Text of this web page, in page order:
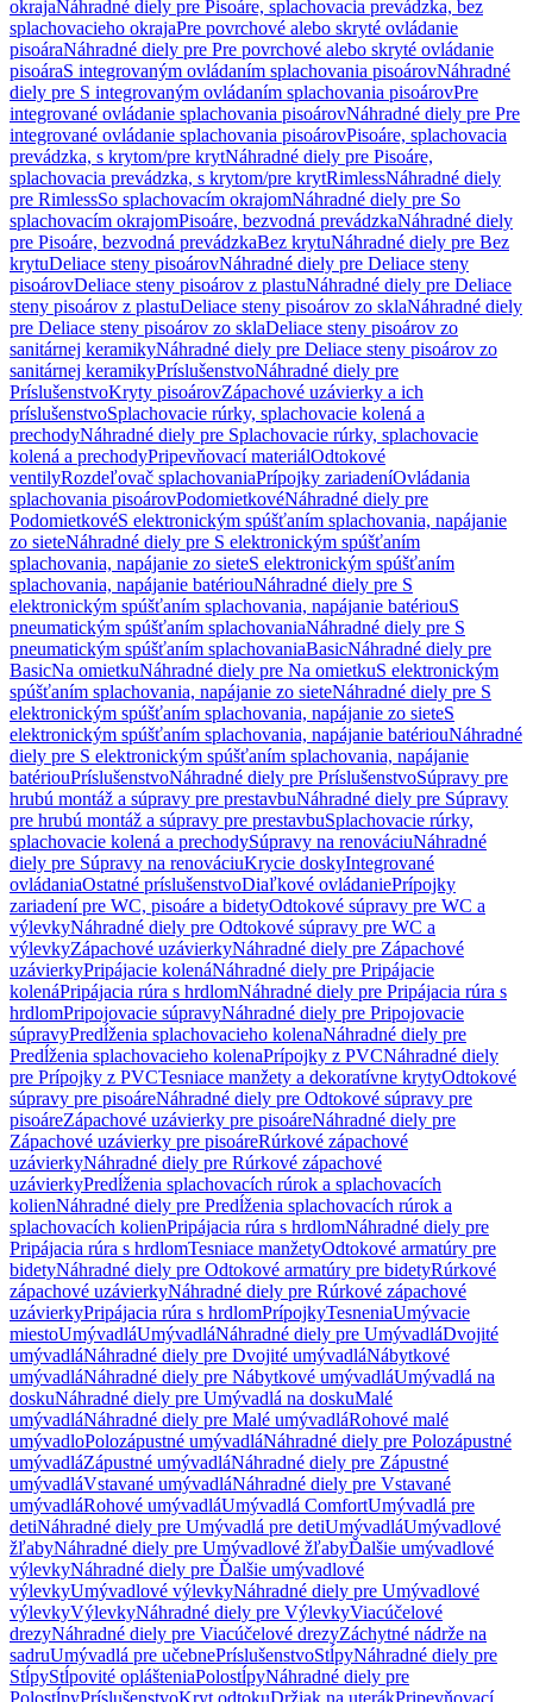
okrajaNáhradné diely pre Pisoáre, splachovacia prevádzka, bez
splachovacieho okrajaPre povrchové alebo skryté ovládanie
pisoáraNáhradné diely pre Pre povrchové alebo skryté ovládanie
pisoáraS integrovaným ovládaním splachovania pisoárovNáhradné
diely pre S integrovaným ovládaním splachovania pisoárovPre
integrované ovládanie splachovania pisoárovNáhradné diely pre Pre
integrované ovládanie splachovania pisoárovPisoáre, splachovacia
prevádzka, s krytom/pre krytNáhradné diely pre Pisoáre,
splachovacia prevádzka, s krytom/pre krytRimlessNáhradné diely
pre RimlessSo splachovacím okrajomNáhradné diely pre So
splachovacím okrajomPisoáre, bezvodná prevádzkaNáhradné diely
pre Pisoáre, bezvodná prevádzkaBez krytuNáhradné diely pre Bez
krytuDeliace steny pisoárovNáhradné diely pre Deliace steny
pisoárovDeliace steny pisoárov z plastuNáhradné diely pre Deliace
steny pisoárov z plastuDeliace steny pisoárov zo sklaNáhradné diely
pre Deliace steny pisoárov zo sklaDeliace steny pisoárov zo
sanitárnej keramikyNáhradné diely pre Deliace steny pisoárov zo
sanitárnej keramikyPríslušenstvoNáhradné diely pre
PríslušenstvoKryty pisoárovZápachové uzávierky a ich
príslušenstvoSplachovacie rúrky, splachovacie kolená a
prechodyNáhradné diely pre Splachovacie rúrky, splachovacie
kolená a prechodyPripevňovací materiálOdtokové
ventilyRozdeľovač splachovaniaPrípojky zariadeníOvládania
splachovania pisoárovPodomietkovéNáhradné diely pre
PodomietkovéS elektronickým spúšťaním splachovania, napájanie
zo sieteNáhradné diely pre S elektronickým spúšťaním
splachovania, napájanie zo sieteS elektronickým spúšťaním
splachovania, napájanie batériouNáhradné diely pre S
elektronickým spúšťaním splachovania, napájanie batériouS
pneumatickým spúšťaním splachovaniaNáhradné diely pre S
pneumatickým spúšťaním splachovaniaBasicNáhradné diely pre
BasicNa omietkuNáhradné diely pre Na omietkuS elektronickým
spúšťaním splachovania, napájanie zo sieteNáhradné diely pre S
elektronickým spúšťaním splachovania, napájanie zo sieteS
elektronickým spúšťaním splachovania, napájanie batériouNáhradné
diely pre S elektronickým spúšťaním splachovania, napájanie
batériouPríslušenstvoNáhradné diely pre PríslušenstvoSúpravy pre
hrubú montáž a súpravy pre prestavbuNáhradné diely pre Súpravy
pre hrubú montáž a súpravy pre prestavbuSplachovacie rúrky,
splachovacie kolená a prechodySúpravy na renováciuNáhradné
diely pre Súpravy na renováciuKrycie doskyIntegrované
ovládaniaOstatné príslušenstvoDiaľkové ovládaniePrípojky
zariadení pre WC, pisoáre a bidetyOdtokové súpravy pre WC a
výlevkyNáhradné diely pre Odtokové súpravy pre WC a
výlevkyZápachové uzávierkyNáhradné diely pre Zápachové
uzávierkyPripájacie kolenáNáhradné diely pre Pripájacie
kolenáPripájacia rúra s hrdlomNáhradné diely pre Pripájacia rúra s
hrdlomPripojovacie súpravyNáhradné diely pre Pripojovacie
súpravyPredĺženia splachovacieho kolenaNáhradné diely pre
Predĺženia splachovacieho kolenaPrípojky z PVCNáhradné diely
pre Prípojky z PVCTesniace manžety a dekoratívne krytyOdtokové
súpravy pre pisoáreNáhradné diely pre Odtokové súpravy pre
pisoáreZápachové uzávierky pre pisoáreNáhradné diely pre
Zápachové uzávierky pre pisoáreRúrkové zápachové
uzávierkyNáhradné diely pre Rúrkové zápachové
uzávierkyPredĺženia splachovacích rúrok a splachovacích
kolienNáhradné diely pre Predĺženia splachovacích rúrok a
splachovacích kolienPripájacia rúra s hrdlomNáhradné diely pre
Pripájacia rúra s hrdlomTesniace manžetyOdtokové armatúry pre
bidetyNáhradné diely pre Odtokové armatúry pre bidetyRúrkové
zápachové uzávierkyNáhradné diely pre Rúrkové zápachové
uzávierkyPripájacia rúra s hrdlomPrípojkyTesneniaUmývacie
miestoUmývadláUmývadláNáhradné diely pre UmývadláDvojité
umývadláNáhradné diely pre Dvojité umývadláNábytkové
umývadláNáhradné diely pre Nábytkové umývadláUmývadlá na
doskuNáhradné diely pre Umývadlá na doskuMalé
umývadláNáhradné diely pre Malé umývadláRohové malé
umývadloPolozápustné umývadláNáhradné diely pre Polozápustné
umývadláZápustné umývadláNáhradné diely pre Zápustné
umývadláVstavané umývadláNáhradné diely pre Vstavané
umývadláRohové umývadláUmývadlá ComfortUmývadlá pre
detiNáhradné diely pre Umývadlá pre detiUmývadláUmývadlové
žľabyNáhradné diely pre Umývadlové žľabyĎalšie umývadlové
výlevkyNáhradné diely pre Ďalšie umývadlové
výlevkyUmývadlové výlevkyNáhradné diely pre Umývadlové
výlevkyVýlevkyNáhradné diely pre VýlevkyViacúčelové
drezyNáhradné diely pre Viacúčelové drezyZáchytné nádrže na
sadruUmývadlá pre učebnePríslušenstvoStĺpyNáhradné diely pre
StĺpyStĺpovité oplášteniaPolostĺpyNáhradné diely pre
PolostĺpyPríslušenstvoKryt odtokuDržiak na uterákPripevňovací